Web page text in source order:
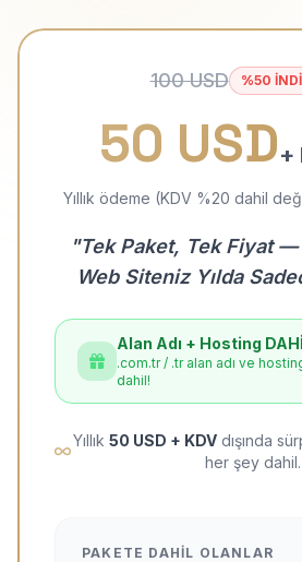
100 USD %50
50 USD+
Yıllık ödeme (KDV %20 dahil
"Tek Paket, Tek Fiyat
Web Siteniz Yılda
Alan Adı + Hosting
.com.tr / .tr alan adı ve
dahil!
Yıllık 50 USD + KDV dışında
her şey dahil.
PAKETE DAHIL OLANLAR